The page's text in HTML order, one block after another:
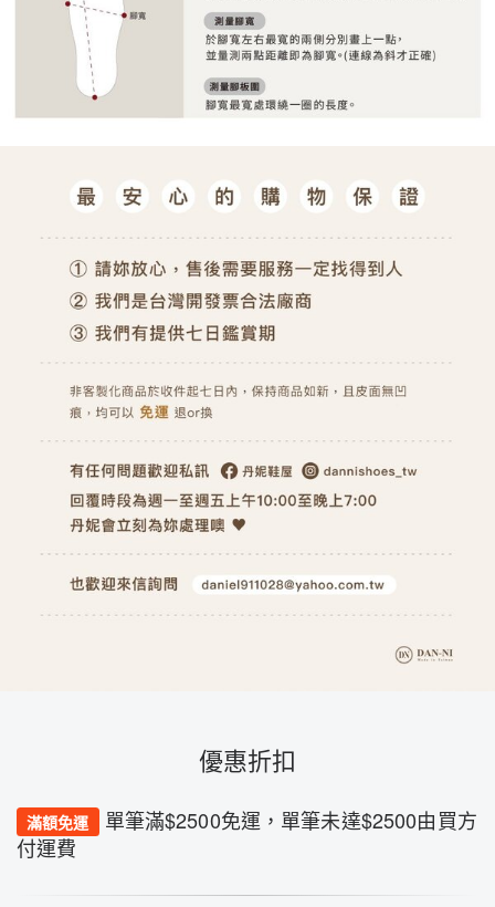
優惠折扣
滿額免運
單筆滿$2500免運，單筆未達$2500由買方
付運費